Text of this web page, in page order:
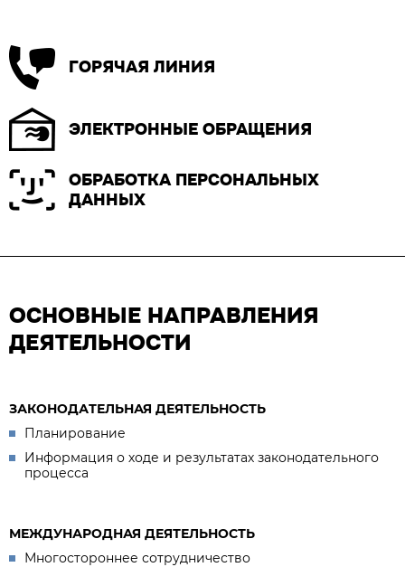
ГОРЯЧАЯ ЛИНИЯ
ЭЛЕКТРОННЫЕ ОБРАЩЕНИЯ
ОБРАБОТКА ПЕРСОНАЛЬНЫХ
ДАННЫХ
ОСНОВНЫЕ НАПРАВЛЕНИЯ
ДЕЯТЕЛЬНОСТИ
ЗАКОНОДАТЕЛЬНАЯ ДЕЯТЕЛЬНОСТЬ
Планирование
Информация о ходе и результатах законодательного
процесса
МЕЖДУНАРОДНАЯ ДЕЯТЕЛЬНОСТЬ
Многостороннее сотрудничество